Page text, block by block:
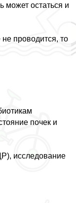
может остаться и
проводится, то
почек и
исследование